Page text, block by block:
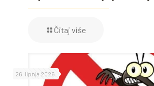
Čitaj više
26. lipnja 2026.